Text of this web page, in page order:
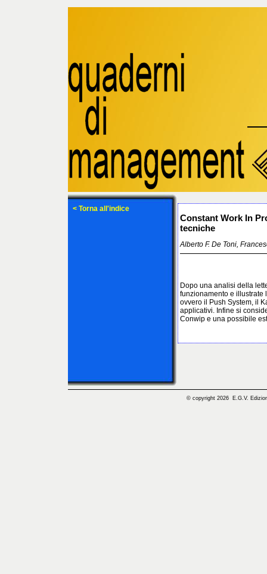
< Torna all'indice
Constant Work In
tecniche
Alberto F. De Toni,
Dopo una analisi della
funzionamento e illustrate
ovvero il Push System, il
applicativi. Infine si
Conwip e una possibile
© copyright 2026 E.G.V.